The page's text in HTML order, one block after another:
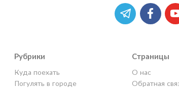
Рубрики
Куда поехать
Погулять в городе
Страницы
О нас
Обратная